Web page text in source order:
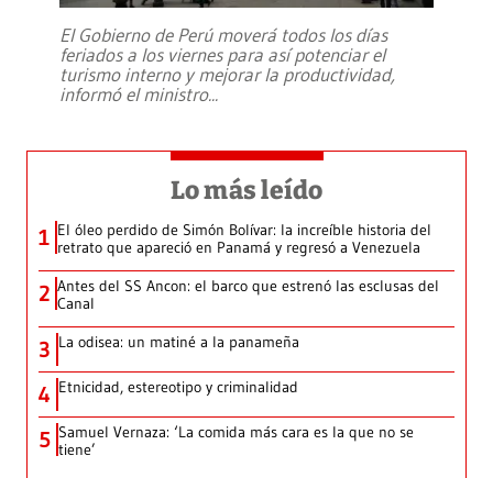
El Gobierno de Perú moverá todos los días
feriados a los viernes para así potenciar el
turismo interno y mejorar la productividad,
informó el ministro...
Lo más leído
1 El óleo perdido de Simón Bolívar: la increíble historia del
retrato que apareció en Panamá y regresó a Venezuela
2 Antes del SS Ancon: el barco que estrenó las esclusas del
Canal
3 La odisea: un matiné a la panameña
4 Etnicidad, estereotipo y criminalidad
5 Samuel Vernaza: ‘La comida más cara es la que no se
tiene’